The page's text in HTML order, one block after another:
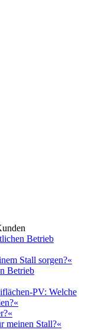
Betrieb
Stall sorgen?«
Betrieb
PV: Welche
meinen Stall?«